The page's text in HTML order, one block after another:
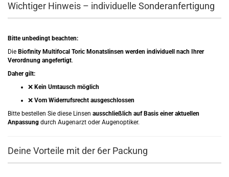
Wichtiger Hinweis – individuelle Sonderanfertigung
Bitte unbedingt beachten:
Die Biofinity Multifocal Toric Monatslinsen werden individuell nach Ihrer
Verordnung angefertigt.
Daher gilt:
❌ Kein Umtausch möglich
❌ Vom Widerrufsrecht ausgeschlossen
Bitte bestellen Sie diese Linsen ausschließlich auf Basis einer aktuellen
Anpassung durch Augenarzt oder Augenoptiker.
Deine Vorteile mit der 6er Packung